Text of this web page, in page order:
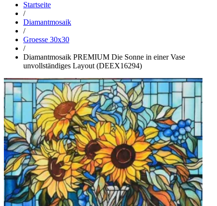
Startseite
/
Diamantmosaik
/
Groesse 30x30
/
Diamantmosaik PREMIUM Die Sonne in einer Vase
unvollständiges Layout (DEEX16294)